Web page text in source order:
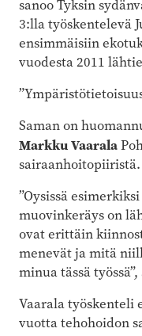
sanoo Tyksin
3:lla työskentelevä
ensimmäisiin
vuodesta 2011
Saman on
Markku Vaarala
sairaanhoitopiiristä.
”Oysissä
muovinkeräys on
ovat erittäin
menevät ja mitä
minua tässä
Vaarala työskenteli
vuotta tehohoidon